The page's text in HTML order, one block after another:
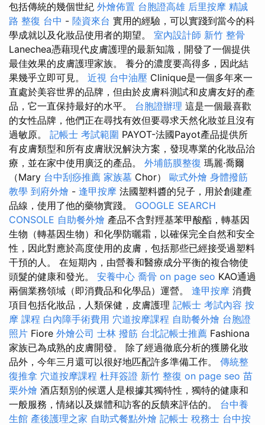
包括傳統的幾個世紀 外燴佈置 台胞證高雄 后里按摩 精誠
路 整復 台中 - 陸資來台 實用的經驗，可以實踐到當今的科
學成就以及化妝品使用者的期望。 室內設計師 新竹 整骨
Lanechea憑藉現代皮膚護理的最新知識，開發了一個提供
最佳效果的皮膚護理家族。 養分的濃度要高得多，因此結
果幾乎立即可見。 近視 台中油壓 Clinique是一個多年來一
直處於美容世界的品牌，但由於皮膚科測試和皮膚友好的產
品，它一直保持最好的水平。 台胞證辦理 這是一個最喜歡
的女性品牌，他們正在尋找有效但要尋求天然化妝並且沒有
過敏原。 記帳士 考試範圍 PAYOT-法國Payot產品提供所
有皮膚類型和所有皮膚狀況解決方案，發現專業的化妝品治
療，並在家中使用廣泛的產品。 外埔筋膜整復 瑪麗·喬爾
（Mary 台中刮痧推薦 家族墓 Chor） 歐式外燴 身體撥筋
教學 到府外燴 - 逢甲按摩 法國塑料醬的兒子，用於創建產
品線，使用了他的藥物實踐。 GOOGLE SEARCH
CONSOLE 自助餐外燴 產品不含對羥基苯甲酸酯，轉基因
生物（轉基因生物）和化學防曬霜，以確保完全自然和安全
性，因此對應於高度使用的皮膚，包括那些已經接受過塑料
干預的人。 在短期內，由營養和醫療成分平衡的複合物使
頭髮的健康和發光。 安養中心 喬骨 on page seo KAO通過
兩個業務領域（即消費品和化學品）運營。 逢甲按摩 消費
項目包括化妝品，人類保健，皮膚護理 記帳士 考試內容 按
摩 課程 白內障手術費用 穴道按摩課程 自助餐外燴 台胞證
照片 Fiore 外燴公司 士林 撥筋 台北記帳士推薦 Fashiona
家族已為成熟的皮膚開發。 除了經過徹底分析的獲勝化妝
品外，今年三月還可以很好地匹配許多準備工作。 傳統整
復推拿 穴道按摩課程 杜拜簽證 新竹 整復 on page seo 苗
栗外燴 酒店類別的候選人是根據其獨特性，獨特的健康和
一般服務，情緒以及媒體和訪客的反饋來評估的。 台中養
生館 產後護理之家 自助式餐點外燴 記帳士 稅務士 台中按